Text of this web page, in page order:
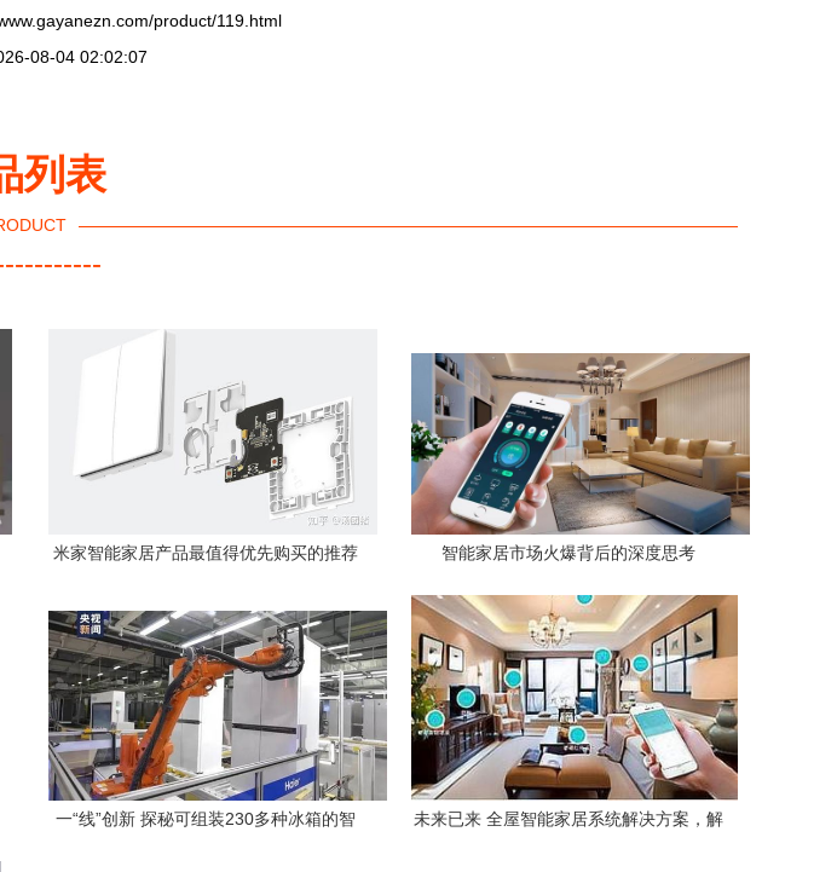
product/119.html
08-04 02:02:07
列表
米家智能家居产品最值得优先购买的推荐 智能家居市场火爆背后的深度思考
一“线”创新 探秘可组装230多种冰箱的智
未来已来 全屋智能家居系统解决方案，解